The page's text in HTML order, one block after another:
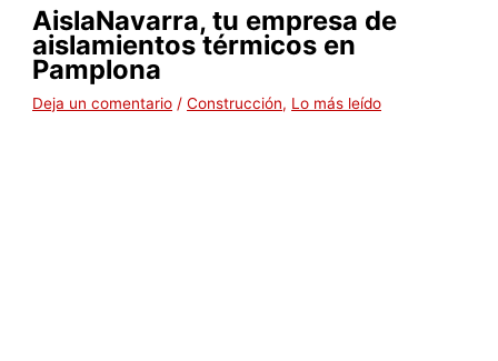
AislaNavarra, tu empresa de
aislamientos térmicos en
Pamplona
Deja un comentario /Construcción, Lo más leído